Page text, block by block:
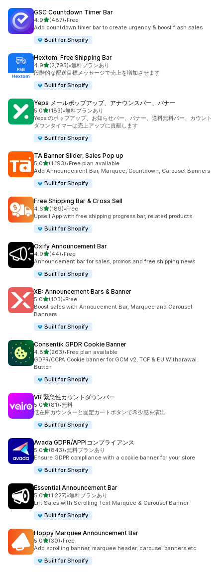
GSC Countdown Timer Bar
4.95つ星中
(487)
合計レビュー数：487件
•Free
Add countdown timer bar to create urgency & boost flash sales
Built for Shopify
Hextom: Free Shipping Bar
4.95つ星中
(2,795)
合計レビュー数：2795件
•無料プランあり
段階的な配送目標メッセージで売上を増加させます
Built for Shopify
Yeps メールポップアップ、アナウンスバー、バナー
5.05つ星中
(183)
合計レビュー数：183件
•無料プランあり
Yeps のポップアップ、お知らせバー、バナー、送料無料バー、カウント
ダウンタイマーは売上アップに貢献します
Built for Shopify
TA Banner Slider, Sales Pop up
5.05つ星中
(1,193)
合計レビュー数：1193件
•Free plan available
Add Announcement Bar, Marquee, Countdown, Carousel Banners
Built for Shopify
Free Shipping Bar & Cross Sell
4.65つ星中
(189)
合計レビュー数：189件
•Free
Upsell App with free shipping progress bar, related products
Built for Shopify
Oxify Announcement Bar
4.95つ星中
(44)
合計レビュー数：44件
•Free
Announcement bar for sales, promos and free shipping news
Built for Shopify
XB: Announcement Bars & Banner
5.05つ星中
(103)
合計レビュー数：103件
•Free
Boost sales with Annoucement Bar, Marquee and Carousel
Banners
Built for Shopify
Consentik GPDR Cookie Banner
4.85つ星中
(263)
合計レビュー数：263件
•Free plan available
GDPR/CCPA Cookie banner for GCM v2, TCF & EU Withdrawal
Button
Built for Shopify
VR 緊急性カウントダウンバー
5.05つ星中
(81)
合計レビュー数：81件
•無料
低在庫カウンターと固定カートボタンで希少感を演出
Built for Shopify
Avada GDPR/APPIコンプライアンス
5.05つ星中
(843)
合計レビュー数：843件
•無料プランあり
Ensure GDPR compliance with a cookie banner for your store
Built for Shopify
Essential Announcement Bar
5.05つ星中
(1,227)
合計レビュー数：1227件
•無料プランあり
Lift Sales with Scrolling Text Marquee & Carousel Banner
Built for Shopify
Hoppy Marquee Announcement Bar
5.05つ星中
(30)
合計レビュー数：30件
•Free
Add scrolling banner, marquee header, carousel banners etc
Built for Shopify